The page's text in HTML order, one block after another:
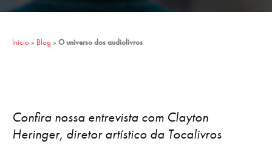
Início » Blog » O universo dos audiolivros
Confira nossa entrevista com Clayton
Heringer, diretor artístico da Tocalivros